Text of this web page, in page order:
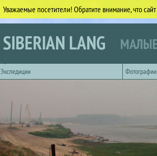
Уважаемые посетители! Обратите внимание, что сайт
SIBERIAN LANG
Экспедиции
Фотографии